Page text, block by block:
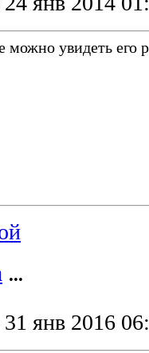
увидеть его
...
31 янв 2016